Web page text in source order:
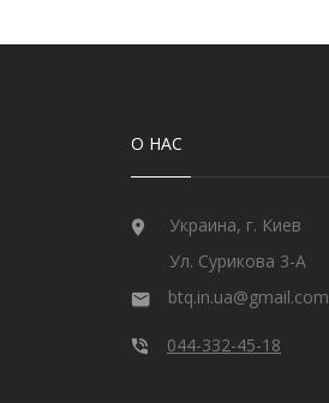
О НАС
Украина, г. Киев
Ул. Сурикова 3-А
btq.in.ua@gmail.com
044-332-45-18